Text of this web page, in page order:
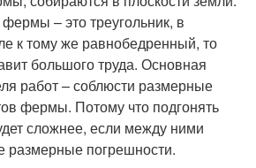
фермы – это треугольник, в
к тому же равнобедренный, то
большого труда. Основная
работ – соблюсти размерные
фермы. Потому что подгонять
сложнее, если между ними
размерные погрешности.